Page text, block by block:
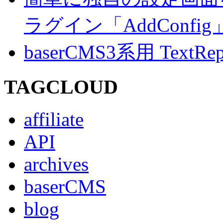
ラグイン「AddConfig
baserCMS3系用
TAGCLOUD
affiliate
API
archives
baserCMS
blog